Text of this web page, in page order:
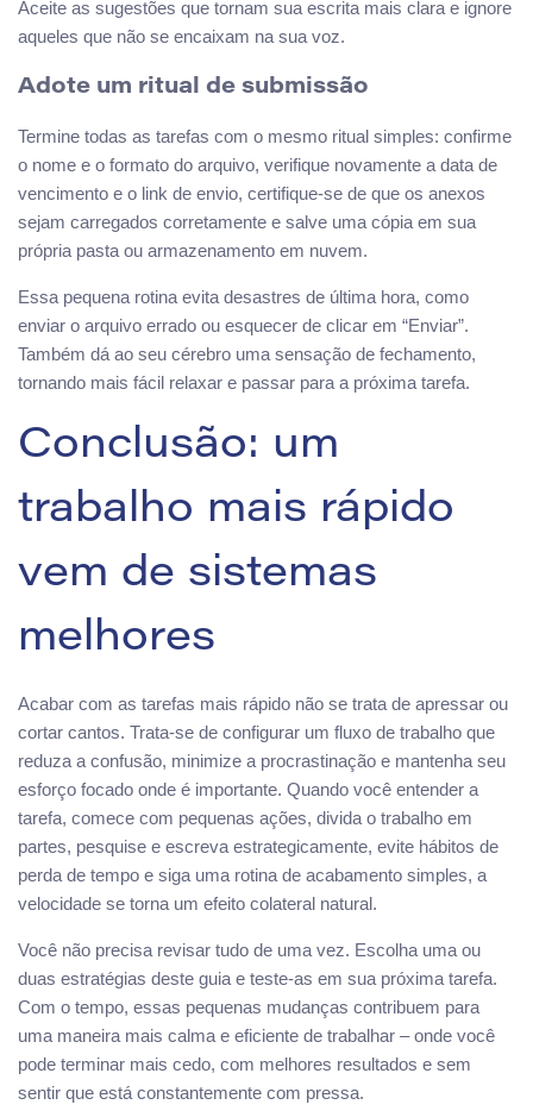
Aceite as sugestões que tornam sua escrita mais clara e ignore
aqueles que não se encaixam na sua voz.
Adote um ritual de submissão
Termine todas as tarefas com o mesmo ritual simples: confirme
o nome e o formato do arquivo, verifique novamente a data de
vencimento e o link de envio, certifique-se de que os anexos
sejam carregados corretamente e salve uma cópia em sua
própria pasta ou armazenamento em nuvem.
Essa pequena rotina evita desastres de última hora, como
enviar o arquivo errado ou esquecer de clicar em “Enviar”.
Também dá ao seu cérebro uma sensação de fechamento,
tornando mais fácil relaxar e passar para a próxima tarefa.
Conclusão: um
trabalho mais rápido
vem de sistemas
melhores
Acabar com as tarefas mais rápido não se trata de apressar ou
cortar cantos. Trata-se de configurar um fluxo de trabalho que
reduza a confusão, minimize a procrastinação e mantenha seu
esforço focado onde é importante. Quando você entender a
tarefa, comece com pequenas ações, divida o trabalho em
partes, pesquise e escreva estrategicamente, evite hábitos de
perda de tempo e siga uma rotina de acabamento simples, a
velocidade se torna um efeito colateral natural.
Você não precisa revisar tudo de uma vez. Escolha uma ou
duas estratégias deste guia e teste-as em sua próxima tarefa.
Com o tempo, essas pequenas mudanças contribuem para
uma maneira mais calma e eficiente de trabalhar – onde você
pode terminar mais cedo, com melhores resultados e sem
sentir que está constantemente com pressa.